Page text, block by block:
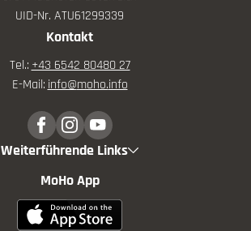
UID-Nr. ATU61299339
Kontakt
Tel.: +43 6542 80480 27
E-Mail: info@moho.info
Weiterführende Links
MoHo App